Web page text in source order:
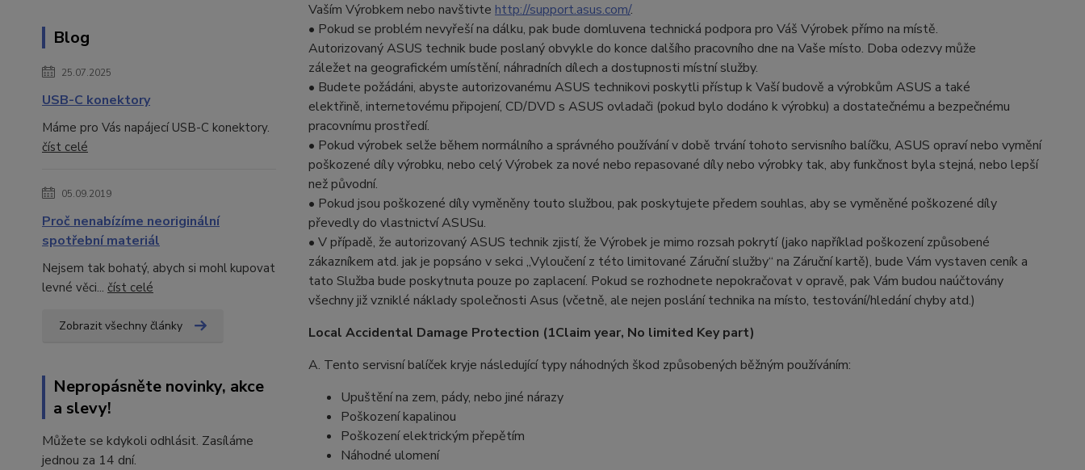
Blog
25.07.2025
USB-C konektory
Máme pro Vás napájecí USB-C konektory.
číst celé
05.09.2019
Proč nenabízíme neoriginální
spotřební materiál
Nejsem tak bohatý, abych si mohl kupovat
levné věci... číst celé
Zobrazit všechny články
Nepropásněte novinky, akce
a slevy!
Můžete se kdykoli odhlásit. Zasíláme
jednou za 14 dní.
Vaším Výrobkem nebo navštivte http://support.asus.com/.
• Pokud se problém nevyřeší na dálku, pak bude domluvena technická podpora pro Váš Výrobek přímo na místě.
Autorizovaný ASUS technik bude poslaný obvykle do konce dalšího pracovního dne na Vaše místo. Doba odezvy může
záležet na geografickém umístění, náhradních dílech a dostupnosti místní služby.
• Budete požádáni, abyste autorizovanému ASUS technikovi poskytli přístup k Vaší budově a výrobkům ASUS a také
elektřině, internetovému připojení, CD/DVD s ASUS ovladači (pokud bylo dodáno k výrobku) a dostatečnému a bezpečnému
pracovnímu prostředí.
• Pokud výrobek selže během normálního a správného používání v době trvání tohoto servisního balíčku, ASUS opraví nebo vymění
poškozené díly výrobku, nebo celý Výrobek za nové nebo repasované díly nebo výrobky tak, aby funkčnost byla stejná, nebo lepší
než původní.
• Pokud jsou poškozené díly vyměněny touto službou, pak poskytujete předem souhlas, aby se vyměněné poškozené díly
převedly do vlastnictví ASUSu.
• V případě, že autorizovaný ASUS technik zjistí, že Výrobek je mimo rozsah pokrytí (jako například poškození způsobené
zákazníkem atd. jak je popsáno v sekci „Vyloučení z této limitované Záruční služby“ na Záruční kartě), bude Vám vystaven ceník a
tato Služba bude poskytnuta pouze po zaplacení. Pokud se rozhodnete nepokračovat v opravě, pak Vám budou naúčtovány
všechny již vzniklé náklady společnosti Asus (včetně, ale nejen poslání technika na místo, testování/hledání chyby atd.)
Local Accidental Damage Protection (1Claim year, No limited Key part)
A. Tento servisní balíček kryje následující typy náhodných škod způsobených běžným používáním:
Upuštění na zem, pády, nebo jiné nárazy
Poškození kapalinou
Poškození elektrickým přepětím
Náhodné ulomení